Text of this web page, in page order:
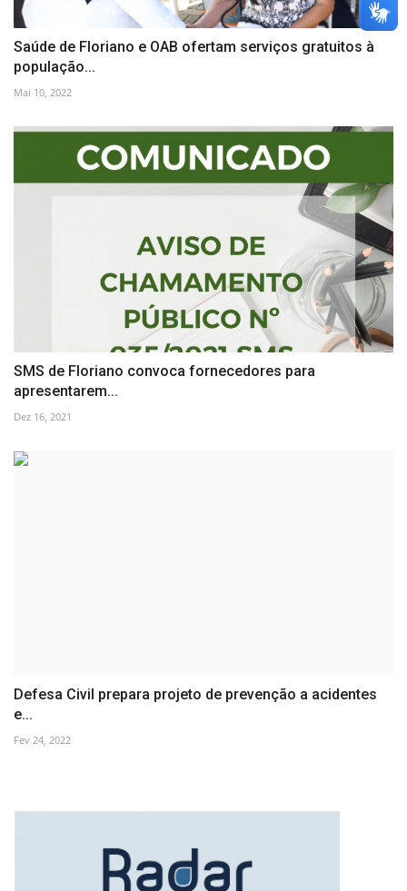
Saúde de Floriano e OAB ofertam serviços gratuitos à
população...
Mai 10, 2022
SMS de Floriano convoca fornecedores para
apresentarem...
Dez 16, 2021
Defesa Civil prepara projeto de prevenção a acidentes
e...
Fev 24, 2022